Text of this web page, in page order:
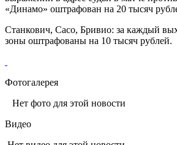
«Динамо» оштрафован на 20 тысяч
Станкович, Сасо, Бривио: за каждый
зоны оштрафованы на 10 тысяч рублей.
Фотогалерея
Нет фото для этой новости
Видео